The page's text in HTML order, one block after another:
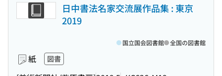
日中書法名家交流展作品集 : 東京
2019
紙 図書
国立国会図書館 全国の図書館